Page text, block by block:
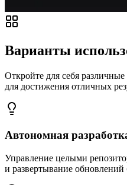
Варианты
Откройте для себя
для достижения отличных
Автономная
Управление целыми
и развертывание обновлений